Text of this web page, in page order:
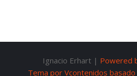
Ignacio Erhart | Powered
Tema por Vcontenidos